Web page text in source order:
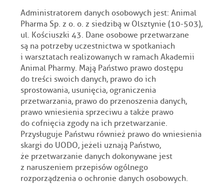
Administratorem danych osobowych jest: Animal
Pharma Sp. z o. o. z siedzibą w Olsztynie (10-503),
ul. Kościuszki 43. Dane osobowe przetwarzane
są na potrzeby uczestnictwa w spotkaniach
i warsztatach realizowanych w ramach Akademii
Animal Pharmy. Mają Państwo prawo dostępu
do treści swoich danych, prawo do ich
sprostowania, usunięcia, ograniczenia
przetwarzania, prawo do przenoszenia danych,
prawo wniesienia sprzeciwu a także prawo
do cofnięcia zgody na ich przetwarzanie.
Przysługuje Państwu również prawo do wniesienia
skargi do UODO, jeżeli uznają Państwo,
że przetwarzanie danych dokonywane jest
z naruszeniem przepisów ogólnego
rozporządzenia o ochronie danych osobowych.